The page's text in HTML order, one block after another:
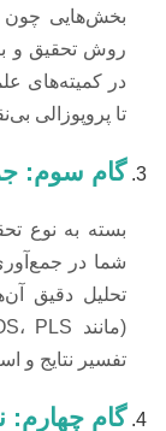
بخش‌هایی چون
روش تحقیق و
در کمیته‌های
تا پروپوزالی
گام سوم:
بسته به نوع
شما در
تحلیل دقیق
تفسیر نتایج و
گام چهارم: